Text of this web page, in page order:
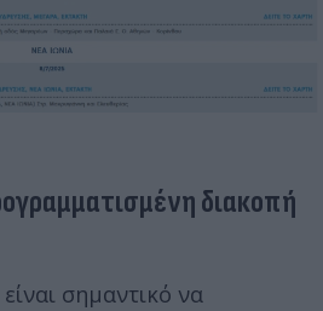
διακοπή
σημαντικό να